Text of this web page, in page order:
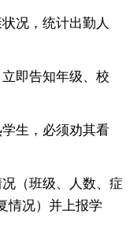
况，统计出勤人
即告知年级、校
生，必须劝其看
（班级、人数、症
情况）并上报学